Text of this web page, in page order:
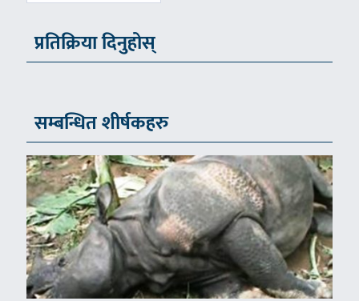
प्रतिक्रिया दिनुहोस्
सम्बन्धित शीर्षकहरु